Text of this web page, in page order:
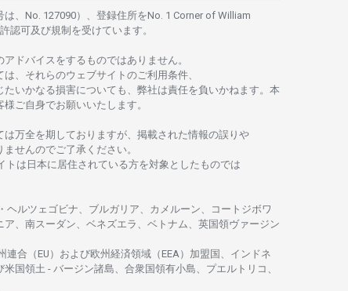
、No. 127090）、 登録住所をNo. 1 Corner of William
許認可及び規制を受けています。
アドバイスをするものではありません。
、 それらのウェブサイトの ご利用条件、
たいかなる損害についても、 弊社は責任を負いかね ます。 本
様ご自身でお願いいたします。
は万全を期しておりますが、 掲載さ れた情報の誤りや
ませんのでご了承ください。
トは 日本に 居住さ れている方を対象としたものでは
・ ヘルツェゴビナ、ブルガリア、カメルーン、コートジボワ
、 南スーダン、ベネズエラ、ベトナム、 英国領ヴァージン
連合 （EU） および欧州経済領域 （EEA）加盟国、インドネ
米国領土 - バージン諸島、合衆国領有小島、プエルトリコ、